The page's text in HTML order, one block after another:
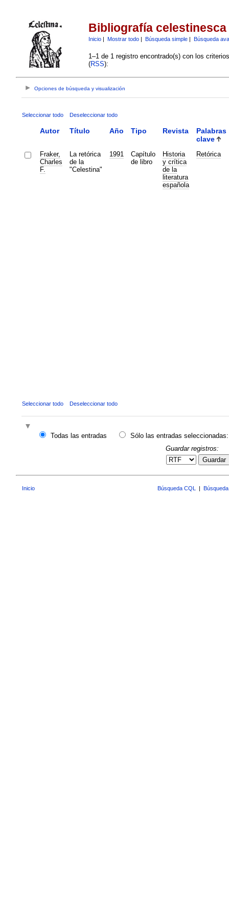
Bibliografía celestinesca
Inicio| Mostrar todo| Búsqueda simple| Búsqueda
1–1 de 1 registro encontrado(s) con los
(RSS):
Opciones de búsqueda y visualización
Seleccionar todo Deseleccionar todo
Autor Título Año Tipo Revista
Palabras
clave
Fraker,
Charles
F.
La retórica
de la
"Celestina"
1991
Capítulo
de libro
Historia
y crítica
de la
literatura
española
Retórica
Seleccionar todo Deseleccionar todo
Todas las entradas
Sólo las entradas seleccionadas:
Guardar registros:
Guardar
Inicio Búsqueda CQL